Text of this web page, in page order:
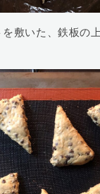
敷いた、鉄板の